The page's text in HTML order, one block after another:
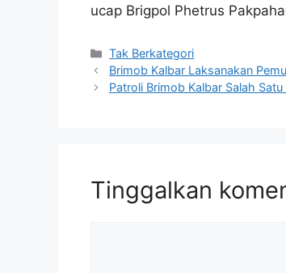
ucap Brigpol Phetrus
Kategori
Tak Berkategori
Brimob Kalbar Laksanakan
Patroli Brimob Kalbar Salah
Tinggalkan